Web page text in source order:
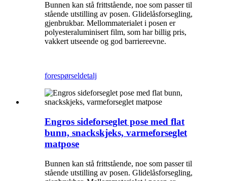
Bunnen kan stå frittstående, noe som passer til
stående utstilling av posen. Glidelåsforsegling,
gjenbrukbar. Mellommaterialet i posen er
polyesteraluminisert film, som har billig pris,
vakkert utseende og god barriereevne.
forespørseldetalj
Engros sideforseglet pose med flat
bunn, snackskjeks, varmeforseglet
matpose
Bunnen kan stå frittstående, noe som passer til
stående utstilling av posen. Glidelåsforsegling,